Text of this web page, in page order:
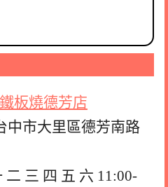
板燒德芳店
中市大里區德芳南路
三 四 五 六 11:00-